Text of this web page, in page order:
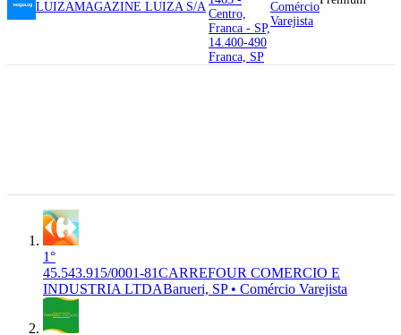
LUIZAMAGAZINE LUIZA S/A
Centro,
Franca - SP,
14.400-490
Franca, SP
Comércio
Varejista
1°
45.543.915/0001-81CARREFOUR COMERCIO E
INDUSTRIA LTDABarueri, SP • Comércio Varejista